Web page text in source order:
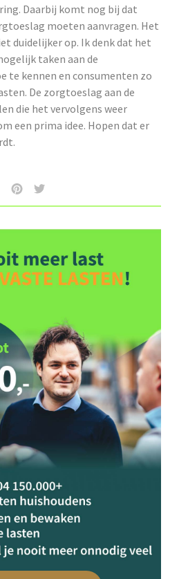
Daarbij komt nog bij dat
moeten aanvragen. Het
duidelijker op. Ik denk dat het
taken aan de
te kennen en consumenten zo
De zorgtoeslag aan de
die het vervolgens weer
een prima idee. Hopen dat er